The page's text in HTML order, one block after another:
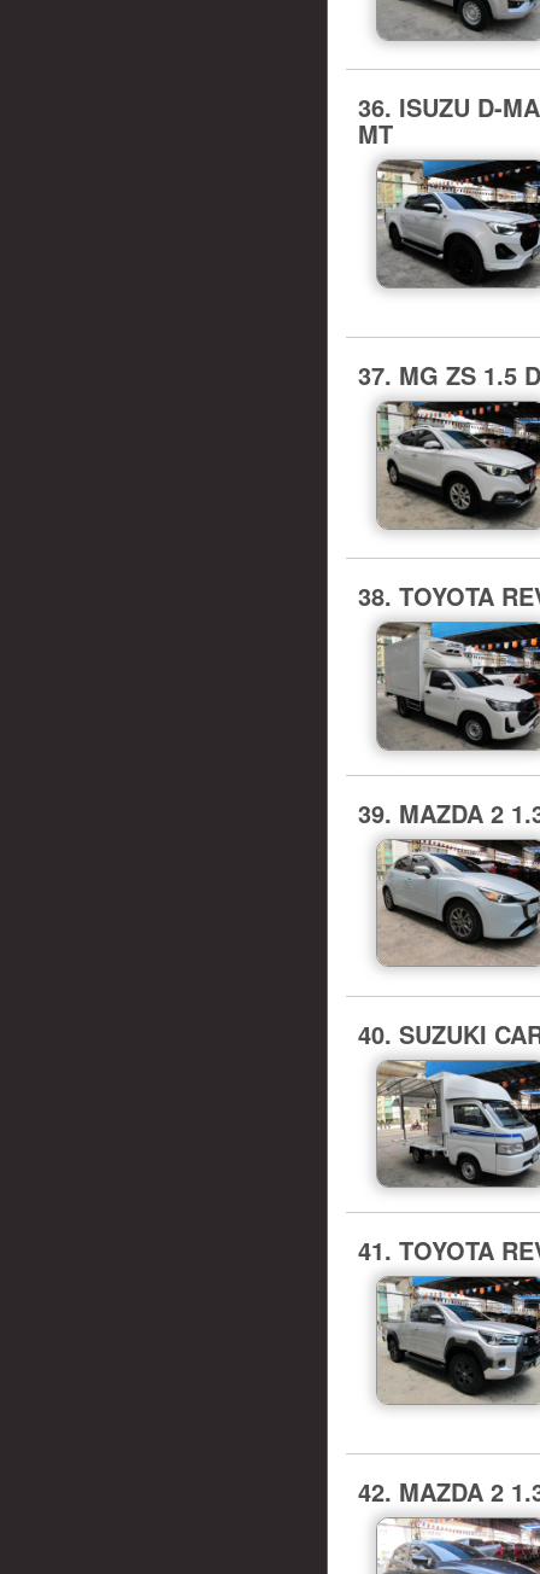
36. ISUZU D-
MT
37. MG ZS 1.5
38. TOYOTA
39. MAZDA 2
40. SUZUKI
41. TOYOTA
42. MAZDA 2